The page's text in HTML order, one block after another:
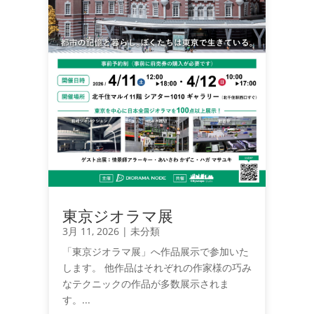
東京ジオラマ展
3月 11, 2026| 未分類
「東京ジオラマ展」へ作品展示で参加いた
します。 他作品はそれぞれの作家様の巧み
なテクニックの作品が多数展示されま
す。...